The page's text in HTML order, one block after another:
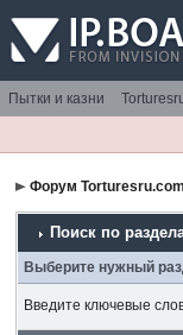
Пытки и казни
Форум Torturesru.com
Поиск по
Выберите нужный
Введите ключевые